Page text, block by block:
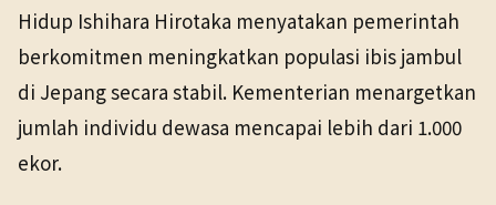
Hidup Ishihara Hirotaka menyatakan pemerintah
berkomitmen meningkatkan populasi ibis jambul
di Jepang secara stabil. Kementerian menargetkan
jumlah individu dewasa mencapai lebih dari 1.000
ekor.